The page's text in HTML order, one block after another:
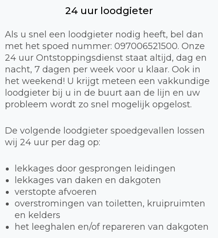
24 uur loodgieter
Als u snel een loodgieter nodig heeft, bel dan
met het spoed nummer: 097006521500. Onze
24 uur Ontstoppingsdienst staat altijd, dag en
nacht, 7 dagen per week voor u klaar. Ook in
het weekend! U krijgt meteen een vakkundige
loodgieter bij u in de buurt aan de lijn en uw
probleem wordt zo snel mogelijk opgelost.
De volgende loodgieter spoedgevallen lossen
wij 24 uur per dag op:
lekkages door gesprongen leidingen
lekkages van daken en dakgoten
verstopte afvoeren
overstromingen van toiletten, kruipruimten
en kelders
het leeghalen en/of repareren van dakgoten